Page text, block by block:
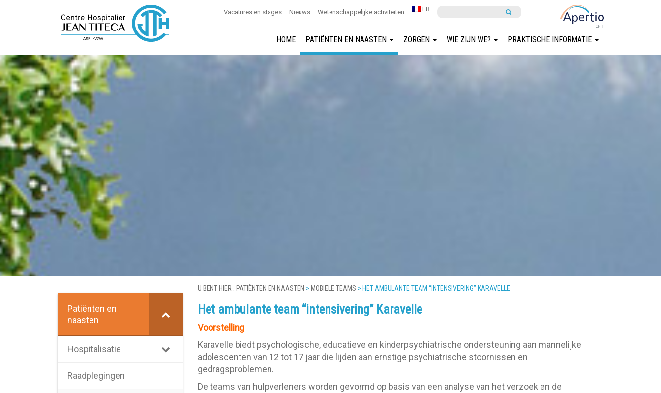
Vacatures en stages Nieuws Wetenschappelijke activiteiten FR
HOME PATIËNTEN EN NAASTEN ZORGEN WIE ZIJN WE? PRAKTISCHE INFORMATIE
Patiënten en
naasten
Hospitalisatie
Raadplegingen
U BENT HIER : PATIËNTEN EN NAASTEN > MOBIELE TEAMS > HET AMBULANTE TEAM “INTENSIVERING” KARAVELLE
Het ambulante team “intensivering” Karavelle
Voorstelling
Karavelle biedt psychologische, educatieve en kinderpsychiatrische ondersteuning aan mannelijke
adolescenten van 12 tot 17 jaar die lijden aan ernstige psychiatrische stoornissen en
gedragsproblemen.
De teams van hulpverleners worden gevormd op basis van een analyse van het verzoek en de